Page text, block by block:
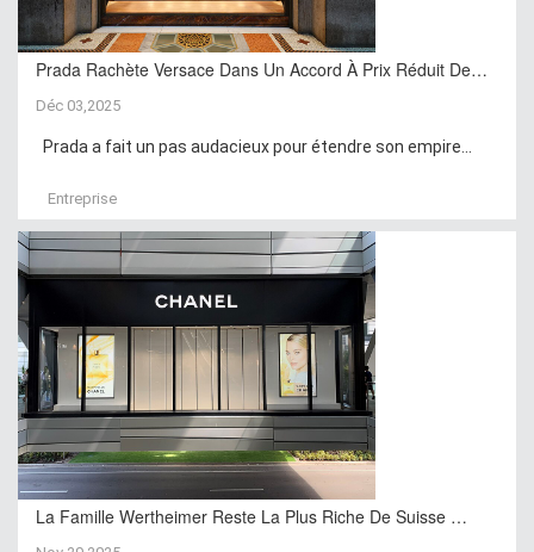
Prada Rachète Versace Dans Un Accord À Prix Réduit De…
Déc 03,2025
Prada a fait un pas audacieux pour étendre son empire...
Entreprise
La Famille Wertheimer Reste La Plus Riche De Suisse …